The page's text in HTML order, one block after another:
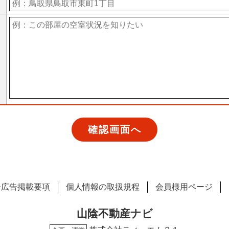
告掲載要項 個人情報の取扱規程 会員様用ページ
山陰不動産ナビ